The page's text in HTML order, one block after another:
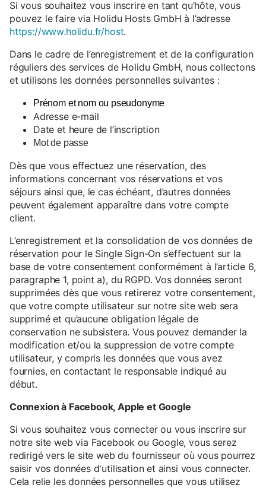
Si vous souhaitez vous inscrire en tant qu’hôte, vous
pouvez le faire via Holidu Hosts GmbH à l’adresse
https://www.holidu.fr/host.
Dans le cadre de l’enregistrement et de la configuration
réguliers des services de Holidu GmbH, nous collectons
et utilisons les données personnelles suivantes :
Prénom et nom ou pseudonyme
Adresse e-mail
Date et heure de l’inscription
Mot de passe
Dès que vous effectuez une réservation, des
informations concernant vos réservations et vos
séjours ainsi que, le cas échéant, d’autres données
peuvent également apparaître dans votre compte
client.
L’enregistrement et la consolidation de vos données de
réservation pour le Single Sign-On s’effectuent sur la
base de votre consentement conformément à l’article 6,
paragraphe 1, point a), du RGPD. Vos données seront
supprimées dès que vous retirerez votre consentement,
que votre compte utilisateur sur notre site web sera
supprimé et qu’aucune obligation légale de
conservation ne subsistera. Vous pouvez demander la
modification et/ou la suppression de votre compte
utilisateur, y compris les données que vous avez
fournies, en contactant le responsable indiqué au
début.
Connexion à Facebook, Apple et Google
Si vous souhaitez vous connecter ou vous inscrire sur
notre site web via Facebook ou Google, vous serez
redirigé vers le site web du fournisseur où vous pourrez
saisir vos données d'utilisation et ainsi vous connecter.
Cela relie les données personnelles que vous utilisez